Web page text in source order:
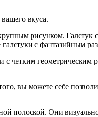
вкуса.
рисунком. Галстук
с фантазийным
четким геометрическим
вы можете себе
полоской. Они